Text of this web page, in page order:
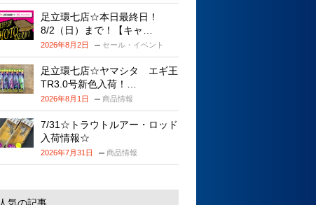
足立環七店☆本日最終日！
8/2（日）まで！【キャ…
2026年8月2日 セール・イベント
足立環七店☆ヤマシタ エギ王
TR3.0号新色入荷！…
2026年8月1日 商品情報
7/31☆トラウトルアー・ロッド
入荷情報☆
2026年7月31日 商品情報